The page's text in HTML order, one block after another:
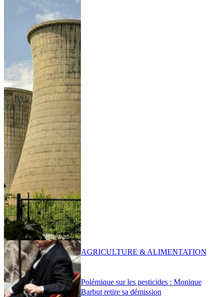
Polémique sur les pesticides : Monique
Barbut retire sa démission
AGRICULTURE & ALIMENTATION